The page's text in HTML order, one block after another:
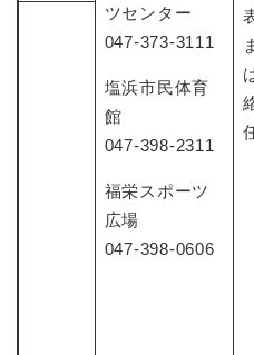
ツセンター
047-373-3111
塩浜市民体育
館
047-398-2311
福栄スポーツ
広場
047-398-0606